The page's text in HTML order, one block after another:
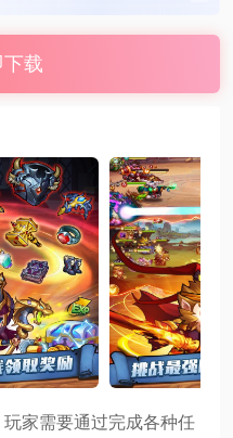
下载
家需要通过完成各种任